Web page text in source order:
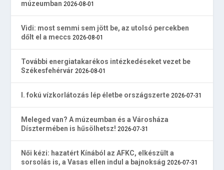
múzeumban 2026-08-01
Vidi: most semmi sem jött be, az utolsó percekben
dőlt el a meccs 2026-08-01
További energiatakarékos intézkedéseket vezet be
Székesfehérvár 2026-08-01
I. fokú vízkorlátozás lép életbe országszerte 2026-07-31
Meleged van? A múzeumban és a Városháza
Dísztermében is hűsölhetsz! 2026-07-31
Női kézi: hazatért Kínából az AFKC, elkészült a
sorsolás is, a Vasas ellen indul a bajnokság 2026-07-31